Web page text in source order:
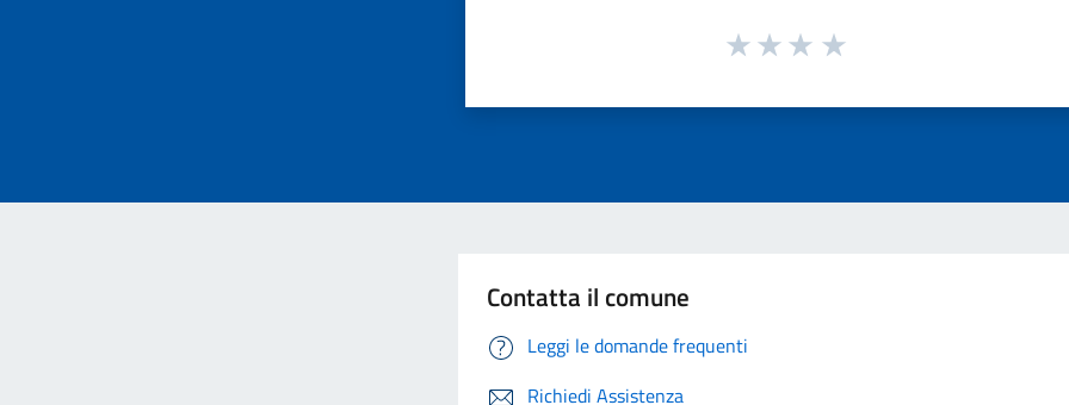
Contatta il comune
Leggi le domande frequenti
Richiedi Assistenza